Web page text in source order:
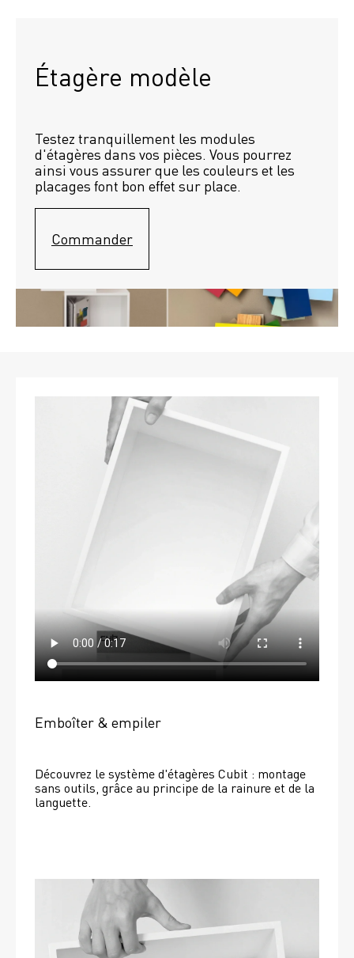
Étagère modèle
Testez tranquillement les modules
d'étagères dans vos pièces. Vous pourrez
ainsi vous assurer que les couleurs et les
placages font bon effet sur place.
Commander
Emboîter & empiler
Découvrez le système d'étagères Cubit : montage
sans outils, grâce au principe de la rainure et de la
languette.